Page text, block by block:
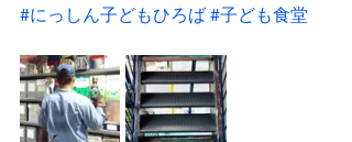
#にっしん子どもひろば #子ども食堂